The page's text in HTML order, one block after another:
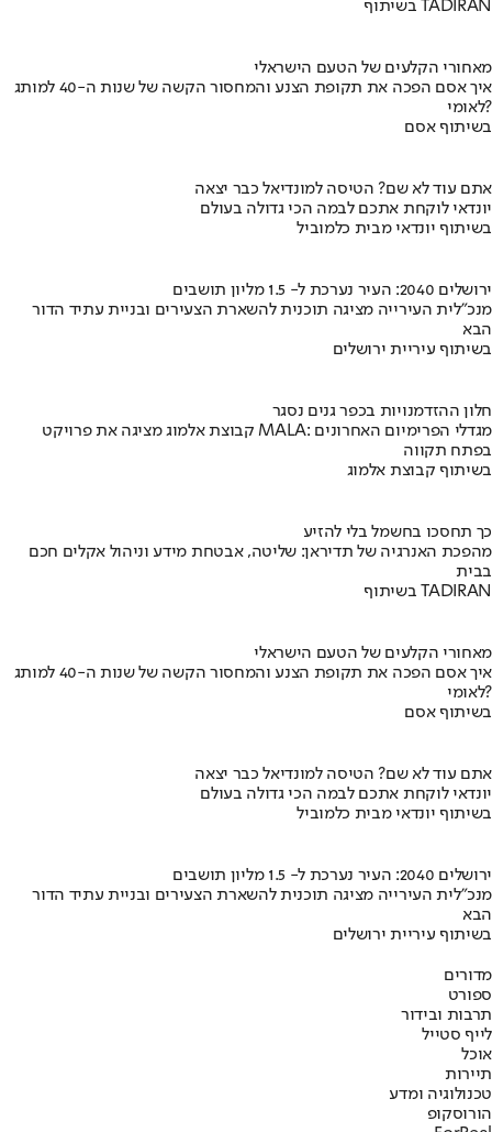
בשיתוף TADIRAN
מאחורי הקלעים של הטעם הישראלי
איך אסם הפכה את תקופת הצנע והמחסור הקשה של שנות ה-40 למותג
לאומי?
בשיתוף אסם
אתם עוד לא שם? הטיסה למונדיאל כבר יצאה
יונדאי לוקחת אתכם לבמה הכי גדולה בעולם
בשיתוף יונדאי מבית כלמוביל
ירושלים 2040: העיר נערכת ל- 1.5 מליון תושבים
מנכ"לית העירייה מציגה תוכנית להשארת הצעירים ובניית עתיד הדור
הבא
בשיתוף עיריית ירושלים
חלון ההזדמנויות בכפר גנים נסגר
קבוצת אלמוג מציגה את פרויקט MALA: מגדלי הפרימיום האחרונים
בפתח תקווה
בשיתוף קבוצת אלמוג
כך תחסכו בחשמל בלי להזיע
מהפכת האנרגיה של תדיראן: שליטה, אבטחת מידע וניהול אקלים חכם
בבית
בשיתוף TADIRAN
מאחורי הקלעים של הטעם הישראלי
איך אסם הפכה את תקופת הצנע והמחסור הקשה של שנות ה-40 למותג
לאומי?
בשיתוף אסם
אתם עוד לא שם? הטיסה למונדיאל כבר יצאה
יונדאי לוקחת אתכם לבמה הכי גדולה בעולם
בשיתוף יונדאי מבית כלמוביל
ירושלים 2040: העיר נערכת ל- 1.5 מליון תושבים
מנכ"לית העירייה מציגה תוכנית להשארת הצעירים ובניית עתיד הדור
הבא
בשיתוף עיריית ירושלים
מדורים
ספורט
תרבות ובידור
לייף סטייל
אוכל
תיירות
טכנולוגיה ומדע
הורוסקופ